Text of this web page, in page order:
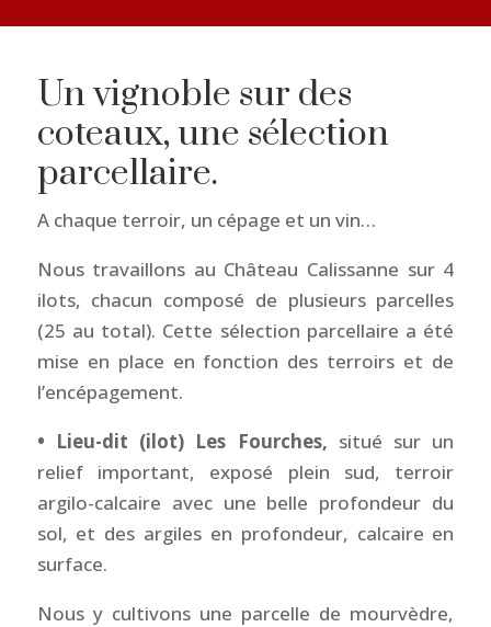
Un vignoble sur des
coteaux, une sélection
parcellaire.
A chaque terroir, un cépage et un vin…
Nous travaillons au Château Calissanne sur 4
ilots, chacun composé de plusieurs parcelles
(25 au total). Cette sélection parcellaire a été
mise en place en fonction des terroirs et de
l’encépagement.
• Lieu-dit (ilot) Les Fourches, situé sur un
relief important, exposé plein sud, terroir
argilo-calcaire avec une belle profondeur du
sol, et des argiles en profondeur, calcaire en
surface.
Nous y cultivons une parcelle de mourvèdre,